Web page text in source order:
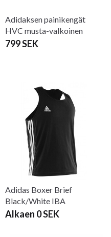
Adidaksen painikengät
HVC musta-valkoinen
799 SEK
Adidas Boxer Brief
Black/White IBA
Alkaen 0 SEK